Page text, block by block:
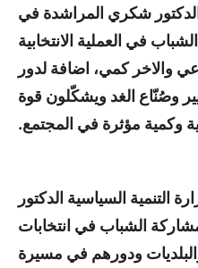
شكري المراشدة في
في العملية الانتخابية
والاخر كمي، اضافة لدور
وصُنّاع الغد ويشكّلون قوة
وكمية مؤثرة في المجتمع.
التنمية السياسية الدكتور
الشباب في انتخابات
ودورهم في مسيرة